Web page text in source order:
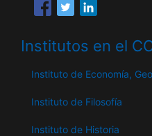
Institutos en el
Instituto de Economía,
Instituto de Filosofía
Instituto de Historia